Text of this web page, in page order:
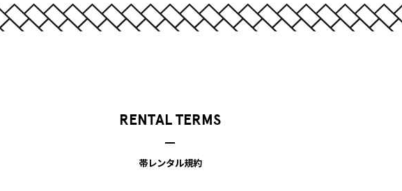
RENTAL TERMS
帯レンタル規約